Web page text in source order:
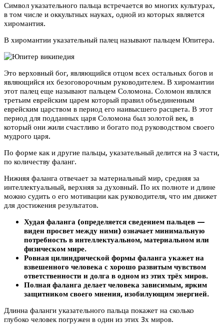
Символ указательного пальца встречается во многих культурах,
в том числе и оккультных науках, одной из которых является
хиромантия.
В хиромантии указательный палец называют пальцем Юпитера.
Это верховный бог, являющийся отцом всех остальных богов и
являющийся их безоговорочным руководителем. В хиромантии
этот палец еще называют пальцем Соломона. Соломон являлся
третьим еврейским царем который правил объединенным
еврейским царством в период его наивысшего расцвета. В этот
период для подданных царя Соломона был золотой век, в
который они жили счастливо и богато под руководством своего
мудрого царя.
По форме как и другие пальцы, указательный делится на 3 части,
по количеству фаланг.
Нижняя фаланга отвечает за материальный мир, средняя за
интеллектуальный, верхняя за духовный. По их полноте и длине
можно судить о его мотивации как руководителя, что им движет
для достижения результатов.
Худая фаланга (определяется сведением пальцев —
виден просвет между ними) означает минимальную
потребность в интеллектуальном, материальном или
физическом мире.
Ровная цилиндрической формы фаланга укажет на
взвешенного человека с хорошо развитым чувством
ответственности и долга в одном из этих трёх миров.
Полная фаланга делает человека зависимым, ярким
защитником своего мнения, изобилующим энергией.
Длинна фаланги указательного пальца покажет на сколько
глубоко человек погружен в один из этих 3х миров.